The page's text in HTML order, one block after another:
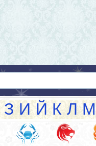
З И Й К Л М